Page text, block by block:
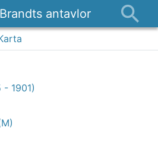
antavlor
- 1901)